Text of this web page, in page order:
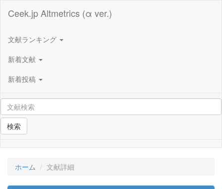
Ceek.jp Altmetrics (α ver.)
文献ランキング
新着文献
新着投稿
検索
ホーム 文献詳細